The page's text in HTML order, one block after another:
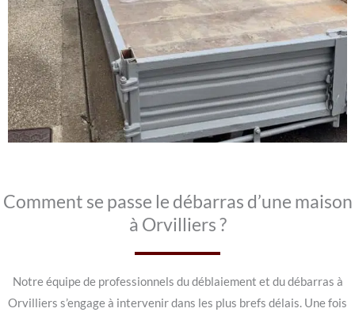
Comment se passe le débarras d’une maison
à Orvilliers ?
Notre équipe de professionnels du déblaiement et du débarras à
Orvilliers s’engage à intervenir dans les plus brefs délais. Une fois